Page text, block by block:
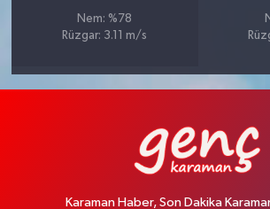
Nem: %78
Rüzgar: 3.11 m/s
Karaman Haber, Son Dakika